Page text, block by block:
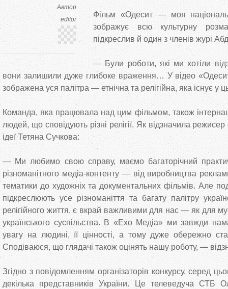
Автор
editor
Фільм «Одесит — моя
зображує всю культурну
підкреслив й один з членів журі
— Були роботи, які ми хотіли
вони залишили дуже глибоке враження… У відео
зображена уся палітра — етнічна та релігійна, яка існує у
Команда, яка працювала над цим фільмом, також
людей, що сповідують різні релігії. Як відзначила
ідеї Тетяна Сучкова:
— Ми любимо свою справу, маємо багаторічний
різноманітного медіа-контенту — від виробництва
тематики до художніх та документальних фільмів. Але
підкреслюють усе різноманіття та багату палітру
релігійного життя, є вкрай важливими для нас — як для
українського суспільства. В «Ехо Медіа» ми завжди
увагу на людині, її цінності, а тому дуже обережно
Сподіваюся, що глядачі також оцінять нашу роботу, —
Згідно з повідомленням організаторів конкурсу, серед
декілька представників України. Це телеведуча СТБ